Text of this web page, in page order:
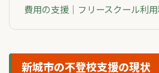
費用の支援｜フリースクール利
新城市の不登校支援の現状